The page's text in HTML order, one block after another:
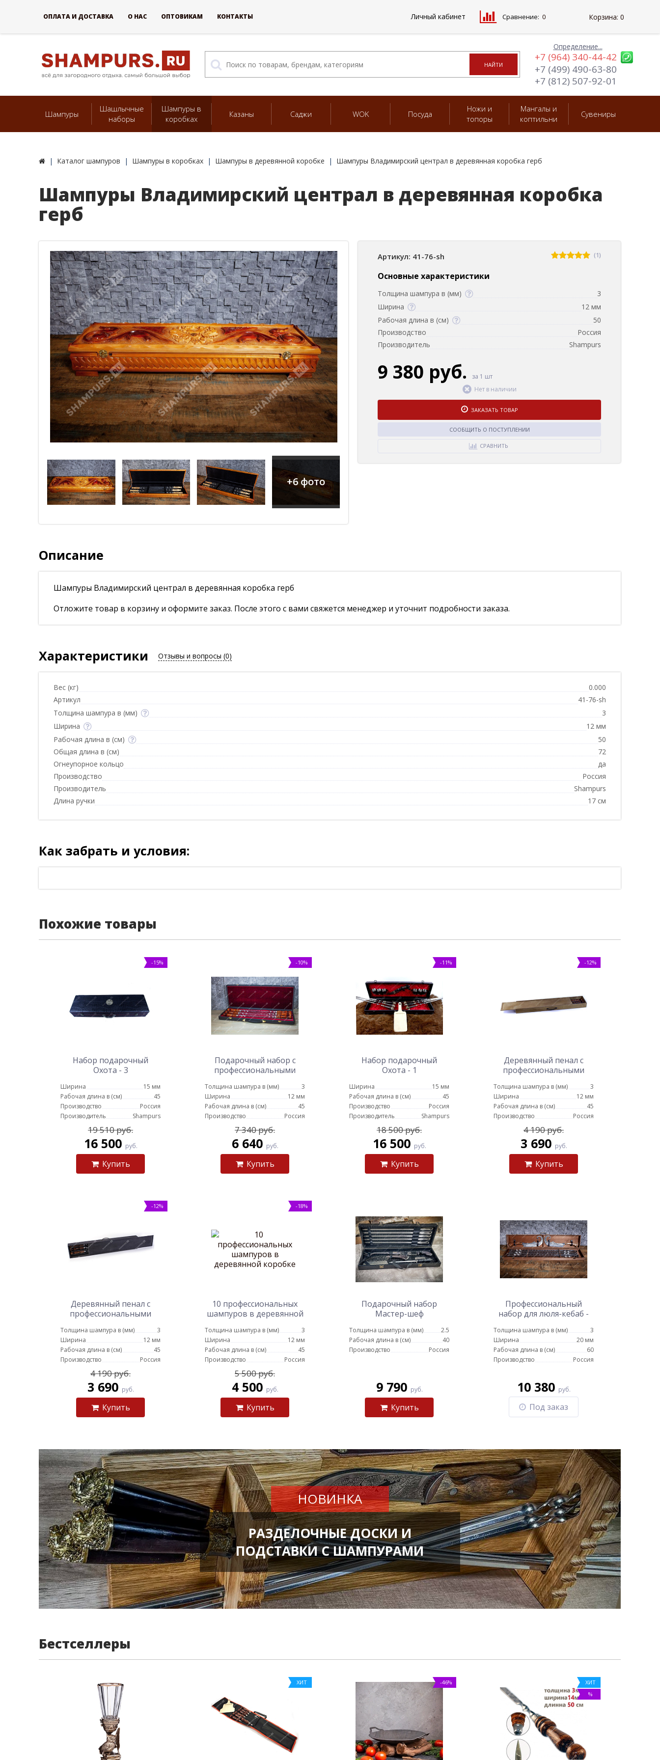
Определение...
+7 (964) 340-44-42
+7 (499) 490-63-80
+7 (812) 507-92-01
Шампуры
Шашлычные
наборы
Шампуры в
коробках
Казаны Саджи WOK Посуда
Ножи и
топоры
Мангалы и
коптильни
Сувениры
Каталог шампуров Шампуры в коробках Шампуры в деревянной коробке Шампуры Владимирский централ в деревянная коробка герб
Шампуры Владимирский централ в деревянная коробка
герб
+6 фото
Артикул: 41-76-sh (1)
Основные характеристики
Толщина шампура в (мм)
3
Ширина
12 мм
Рабочая длина в (см)
50
Производство
Россия
Производитель
Shampurs
9 380 руб.
за 1 шт
Нет в наличии
ЗАКАЗАТЬ ТОВАР
СООБЩИТЬ О ПОСТУПЛЕНИИ
СРАВНИТЬ
Описание
Шампуры Владимирский централ в деревянная коробка герб
Отложите товар в корзину и оформите заказ. После этого с вами свяжется менеджер и уточнит подробности заказа.
Характеристики Отзывы и вопросы (0)
Вес (кг)
0.000
Артикул
41-76-sh
Толщина шампура в (мм)
3
Ширина
12 мм
Рабочая длина в (см)
50
Общая длина в (см)
72
Огнеупорное кольцо
да
Производство
Россия
Производитель
Shampurs
Длина ручки
17 см
Как забрать и условия:
Похожие товары
-15%
Набор подарочный
Охота - 3
Ширина
15 мм
Рабочая длина в (см)
45
Производство
Россия
Производитель
Shampurs
19 510 руб.
16 500 руб.
Купить
-10%
Подарочный набор с
профессиональными
Толщина шампура в (мм)
3
Ширина
12 мм
Рабочая длина в (см)
45
Производство
Россия
7 340 руб.
6 640 руб.
Купить
-11%
Набор подарочный
Охота - 1
Ширина
15 мм
Рабочая длина в (см)
45
Производство
Россия
Производитель
Shampurs
18 500 руб.
16 500 руб.
Купить
-12%
Деревянный пенал с
профессиональными
Толщина шампура в (мм)
3
Ширина
12 мм
Рабочая длина в (см)
45
Производство
Россия
4 190 руб.
3 690 руб.
Купить
-12%
Деревянный пенал с
профессиональными
Толщина шампура в (мм)
3
Ширина
12 мм
Рабочая длина в (см)
45
Производство
Россия
4 190 руб.
3 690 руб.
Купить
-18%
10 профессиональных
шампуров в деревянной
Толщина шампура в (мм)
3
Ширина
12 мм
Рабочая длина в (см)
45
Производство
Россия
5 500 руб.
4 500 руб.
Купить
Подарочный набор
Мастер-шеф
Толщина шампура в (мм)
2.5
Рабочая длина в (см)
40
Производство
Россия
9 790 руб.
Купить
Профессиональный
набор для люля-кебаб -
Толщина шампура в (мм)
3
Ширина
20 мм
Рабочая длина в (см)
60
Производство
Россия
10 380 руб.
Под заказ
НОВИНКА
РАЗДЕЛОЧНЫЕ ДОСКИ И
ПОДСТАВКИ С ШАМПУРАМИ
Бестселлеры
ХИТ -46%
ХИТ
%
ОПЛАТА И ДОСТАВКА О НАС ОПТОВИКАМ КОНТАКТЫ Личный кабинет Сравнение: 0 Корзина: 0